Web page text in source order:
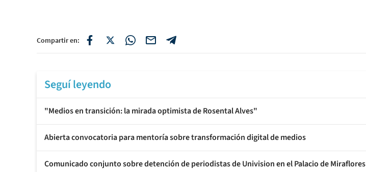
Compartir en:
Seguí leyendo
"Medios en transición: la mirada optimista de Rosental Alves"
Abierta convocatoria para mentoría sobre transformación digital de medios
Comunicado conjunto sobre detención de periodistas de Univision en el Palacio de Miraflores